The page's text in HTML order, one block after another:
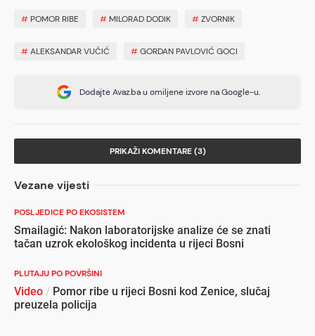
# POMOR RIBE # MILORAD DODIK #ZVORNIK
#ALEKSANDAR VUČIĆ #GORDAN PAVLOVIĆ GOCI
Dodajte Avaz.ba u omiljene izvore na Google-u.
PRIKAŽI KOMENTARE (3)
Vezane vijesti
POSLJEDICE PO EKOSISTEM
Smailagić: Nakon laboratorijske analize će se znati
tačan uzrok ekološkog incidenta u rijeci Bosni
PLUTAJU PO POVRŠINI
Video / Pomor ribe u rijeci Bosni kod Zenice, slučaj
preuzela policija